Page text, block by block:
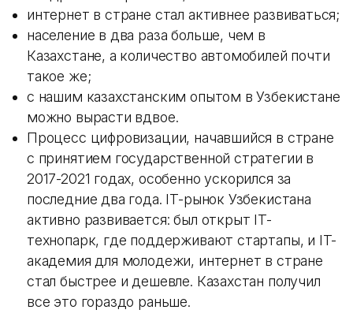
интернет в стране стал активнее развиваться;
население в два раза больше, чем в
Казахстане, а количество автомобилей почти
такое же;
с нашим казахстанским опытом в Узбекистане
можно вырасти вдвое.
Процесс цифровизации, начавшийся в стране
с принятием государственной стратегии в
2017-2021 годах, особенно ускорился за
последние два года. IT-рынок Узбекистана
активно развивается: был открыт IT-
технопарк, где поддерживают стартапы, и IT-
академия для молодежи, интернет в стране
стал быстрее и дешевле. Казахстан получил
все это гораздо раньше.